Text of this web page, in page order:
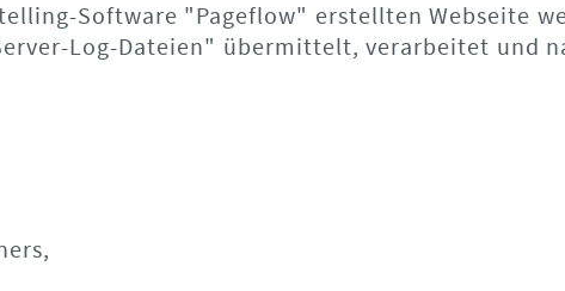
Software "Pageflow" erstellten Webseite
Log-Dateien" übermittelt, verarbeitet und